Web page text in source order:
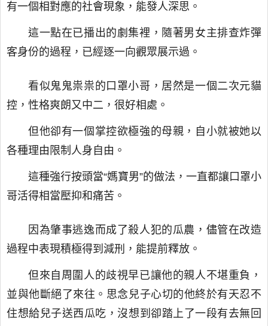
有一個相對應的社會現象，能發人深思。
這一點在已播出的劇集裡，隨著男女主排查炸彈
客身份的過程，已經逐一向觀眾展示過。
看似鬼鬼祟祟的口罩小哥，居然是一個二次元貓
控，性格爽朗又中二，很好相處。
但他卻有一個掌控欲極強的母親，自小就被她以
各種理由限制人身自由。
這種強行按頭當“媽寶男”的做法，一直都讓口罩小
哥活得相當壓抑和痛苦。
因為肇事逃逸而成了殺人犯的瓜農，儘管在改造
過程中表現積極得到減刑，能提前釋放。
但來自周圍人的歧視早已讓他的親人不堪重負，
並與他斷絕了來往。思念兒子心切的他終於有天忍不
住想給兒子送西瓜吃，沒想到卻踏上了一段有去無回